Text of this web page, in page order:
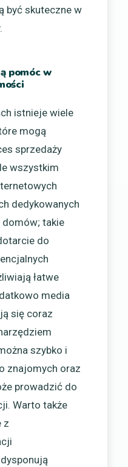
być skuteczne w
pomóc w
istnieje wiele
mogą
sprzedaży
wszystkim
dedykowanych
domów; takie
do
łatwe
media
się coraz
szybko i
znajomych oraz
prowadzić do
Warto także
z